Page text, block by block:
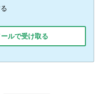
ルで受け取る